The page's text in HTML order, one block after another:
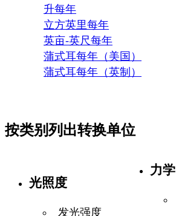
升每年
立方英里每年
英亩-英尺每年
蒲式耳每年（美国）
蒲式耳每年（英制）
按类别列出转换单位
光照度
发光强度
力学